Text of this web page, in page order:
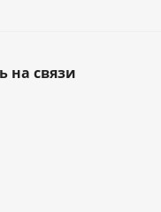
на связи